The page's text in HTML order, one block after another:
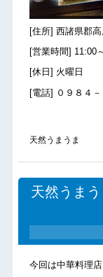
[住所] 西諸県郡
[営業時間] 11:00
[休日] 火曜日
[電話] ０９８４
天然うまうま
天然うま
今回は中華料理